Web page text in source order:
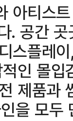
아티스
. 공간
스플레
인 몰
제품과
을 모두